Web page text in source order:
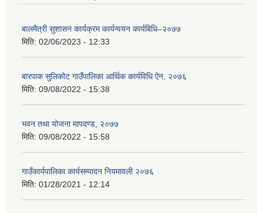
बालमैत्री सुशासन कार्यक्रम कार्यन्वयन कार्यबिधि–२०७७
मिति: 02/06/2023 - 12:33
बारपाक सुलिकोट गाउँपालिका आर्थिक कार्यविधि ऐन, २०७६
मिति: 09/08/2022 - 15:38
भवन तथा योजना मापदण्ड, २०७७
मिति: 09/08/2022 - 15:58
गाउँकार्यपालिका कार्यसम्पादन नियमावली २०७६
मिति: 01/28/2021 - 12:14